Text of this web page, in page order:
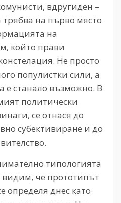
вдругиден –
на първо място
на
който прави
Не просто
популистки сили, а
е станало възможно. В
политически
се отнася до
субективиране и до
типологията
че прототипът
определя днес като